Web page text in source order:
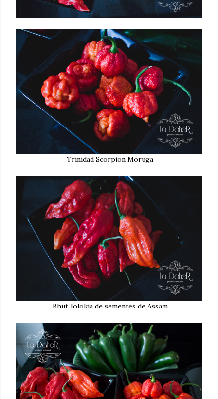
Trinidad Scorpion Moruga
Bhut Jolokia de sementes de Assam